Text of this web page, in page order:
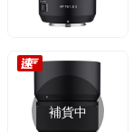
補貨中